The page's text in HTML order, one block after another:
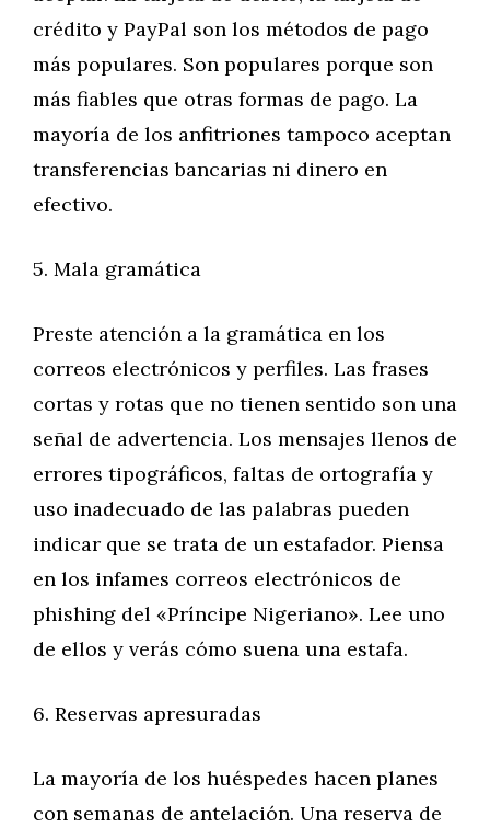
crédito y PayPal son los métodos de pago
más populares. Son populares porque son
más fiables que otras formas de pago. La
mayoría de los anfitriones tampoco aceptan
transferencias bancarias ni dinero en
efectivo.
5. Mala gramática
Preste atención a la gramática en los
correos electrónicos y perfiles. Las frases
cortas y rotas que no tienen sentido son una
señal de advertencia. Los mensajes llenos de
errores tipográficos, faltas de ortografía y
uso inadecuado de las palabras pueden
indicar que se trata de un estafador. Piensa
en los infames correos electrónicos de
phishing del «Príncipe Nigeriano». Lee uno
de ellos y verás cómo suena una estafa.
6. Reservas apresuradas
La mayoría de los huéspedes hacen planes
con semanas de antelación. Una reserva de